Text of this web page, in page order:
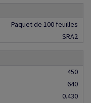
Paquet de 100 feuilles
SRA2
450
640
0.430